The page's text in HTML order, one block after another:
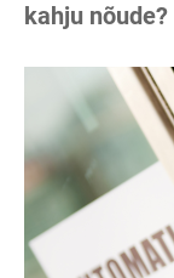
kahju nõude?